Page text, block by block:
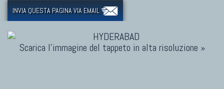
INVIA QUESTA PAGINA VIA EMAIL
Scarica l'immagine del tappeto in alta risoluzione »